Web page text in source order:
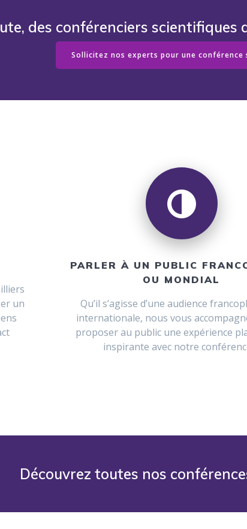
des conférenciers scientifiques
Sollicitez nos experts pour une conférence
un
PARLER À UN PUBLIC
OU MONDIAL
Qu’il s’agisse d’une audience
internationale, nous vous
proposer au public une expérience
inspirante avec notre
Découvrez toutes nos